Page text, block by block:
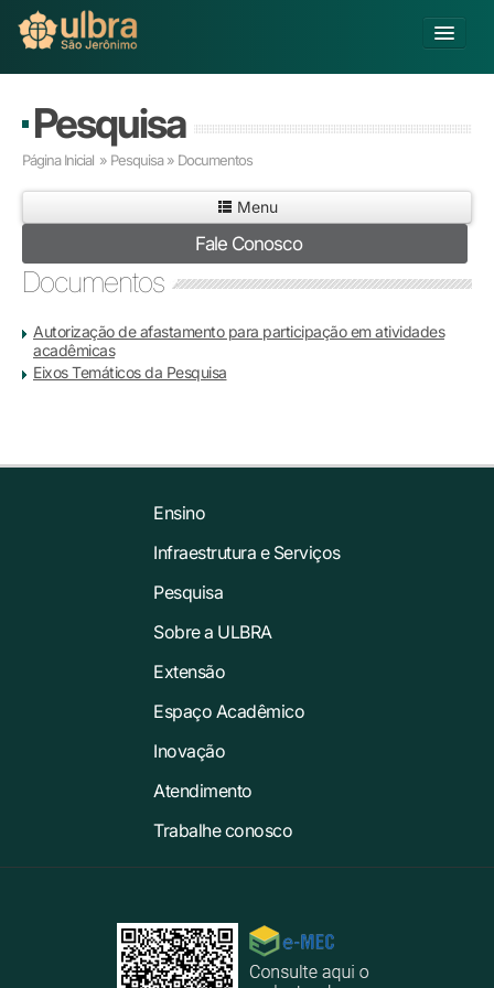
Buscar
Já sou Aluno
Matricule-se
Educação Básica
Graduação
Educação a Distância
Pesquisa
Pesquisa
Página Inicial » Pesquisa » Documentos
Menu
Fale Conosco
Documentos
Autorização de afastamento para participação em atividades
acadêmicas
Eixos Temáticos da Pesquisa
Ensino
Infraestrutura e Serviços
Pesquisa
Sobre a ULBRA
Extensão
Espaço Acadêmico
Inovação
Atendimento
Trabalhe conosco